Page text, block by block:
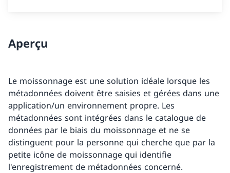
Aperçu
Le moissonnage est une solution idéale lorsque les
métadonnées doivent être saisies et gérées dans une
application/un environnement propre. Les
métadonnées sont intégrées dans le catalogue de
données par le biais du moissonnage et ne se
distinguent pour la personne qui cherche que par la
petite icône de moissonnage qui identifie
l'enregistrement de métadonnées concerné.